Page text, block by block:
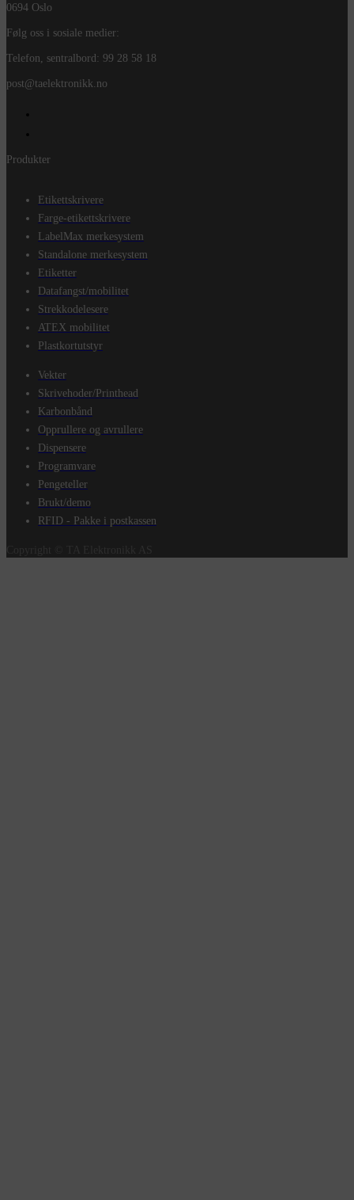
0694 Oslo
Følg oss i sosiale medier:
Telefon, sentralbord: 99 28 58 18
post@taelektronikk.no
Produkter
Etikettskrivere
Farge-etikettskrivere
LabelMax merkesystem
Standalone merkesystem
Etiketter
Datafangst/mobilitet
Strekkodelesere
ATEX mobilitet
Plastkortutstyr
Vekter
Skrivehoder/Printhead
Karbonbånd
Opprullere og avrullere
Dispensere
Programvare
Pengeteller
Brukt/demo
RFID - Pakke i postkassen